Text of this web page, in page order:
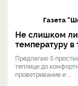
Газета
Не слишком
температуру в
Предлагаю 5
теплице до
проветривание и ...